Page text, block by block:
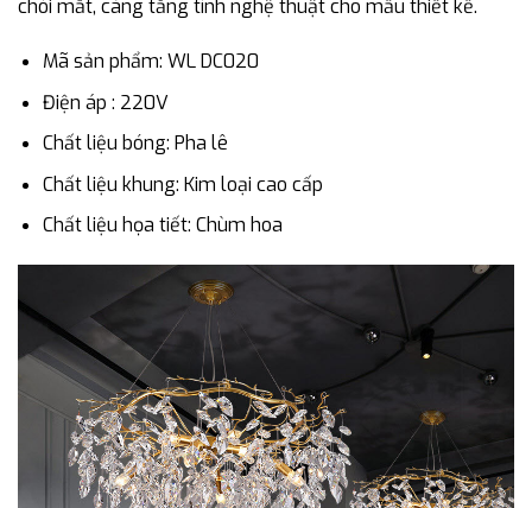
chói mắt, càng tăng tính nghệ thuật cho mẫu thiết kế.
Mã sản phẩm: WL DC020
Điện áp : 220V
Chất liệu bóng: Pha lê
Chất liệu khung: Kim loại cao cấp
Chất liệu họa tiết: Chùm hoa